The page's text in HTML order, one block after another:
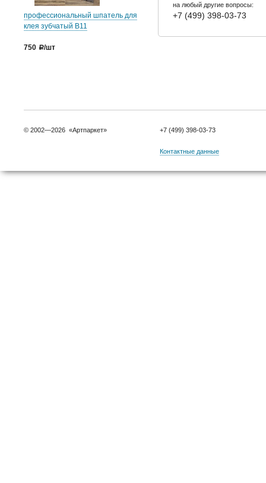
профессиональный шпатель для
клея зубчатый B11
750 a/шт
на любый другие вопросы:
+7 (499) 398-03-73
© 2002—2026 «Артпаркет» +7 (499) 398-03-73
Контактные данные